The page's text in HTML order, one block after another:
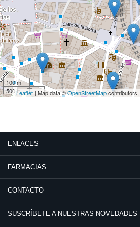
100 m
500 ftLeaflet | Map data ©OpenStreetMapcontributors,
ENLACES
FARMACIAS
CONTACTO
SUSCRÍBETE A NUESTRAS NOVEDADES